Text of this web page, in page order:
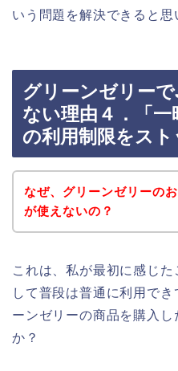
いう問題を解決できると思
グリーンゼリー
ない理由４．「
の利用制限をスト
なぜ、グリーンゼリーの
が使えないの？
これは、私が最初に感じ
して普段は普通に利用で
ーンゼリーの商品を購入
か？